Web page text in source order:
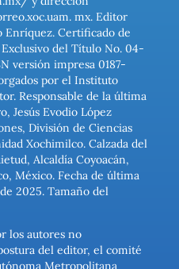
mx. Editor
Enríquez. Certificado de
del Título No. 04-
versión impresa 0187-
por el Instituto
Responsable de la última
Jesús Evodio López
División de Ciencias
Xochimilco. Calzada del
Alcaldía Coyoacán,
México. Fecha de última
2025. Tamaño del
los autores no
del editor, el comité
Metropolitana